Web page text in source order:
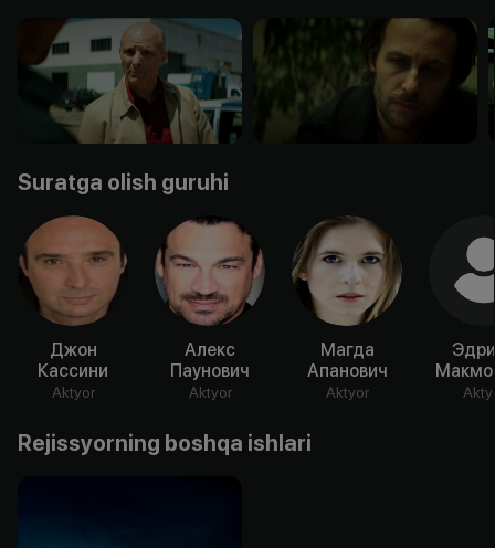
Suratga olish guruhi
Джон
Кассини
Aktyor
Алекс
Паунович
Aktyor
Магда
Апанович
Aktyor
Rejissyorning boshqa ishlari